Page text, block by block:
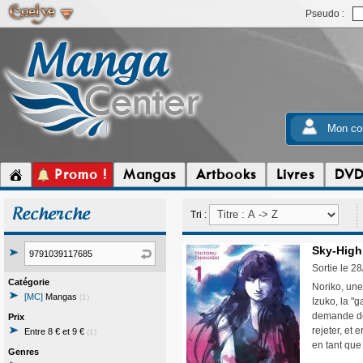
Pseudo :
Mon
Promo ! Mangas Artbooks Livres DVD
Recherche
Catégorie
[MC] Mangas (1)
Prix
Entre 8 € et 9 € (1)
Genres
Tri :
Sky-High
Sortie le
Noriko,
Izuko, la
demande
rejeter, et
en tant